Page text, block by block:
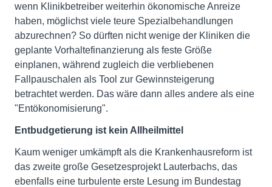
wenn Klinikbetreiber weiterhin ökonomische Anreize
haben, möglichst viele teure Spezialbehandlungen
abzurechnen? So dürften nicht wenige der Kliniken die
geplante Vorhaltefinanzierung als feste Größe
einplanen, während zugleich die verbliebenen
Fallpauschalen als Tool zur Gewinnsteigerung
betrachtet werden. Das wäre dann alles andere als eine
"Entökonomisierung".
Entbudgetierung ist kein Allheilmittel
Kaum weniger umkämpft als die Krankenhausreform ist
das zweite große Gesetzesprojekt Lauterbachs, das
ebenfalls eine turbulente erste Lesung im Bundestag